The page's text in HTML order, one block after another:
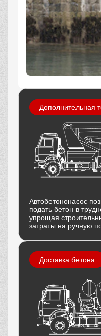
Дополнительная
Автобетононасос
подать бетон в
упрощая
затраты на ручную
Доставка бетона